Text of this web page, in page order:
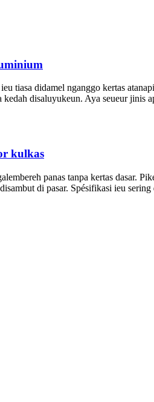
tiasa didamel nganggo kertas
disaluyukeun. Aya seueur jinis
kulkas
panas tanpa kertas dasar.
di pasar. Spésifikasi ieu